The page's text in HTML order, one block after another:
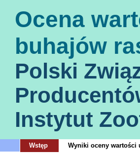
Ocena
buhajów
Polski
Instytut
Wstęp Wyniki oceny wartości